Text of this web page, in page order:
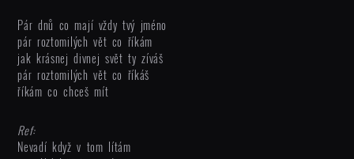
Pár dnů co mají vždy tvý jméno
pár roztomilých vět co říkám
jak krásnej divnej svět ty zíváš
pár roztomilých vět co říkáš
říkám co chceš mít
Ref:
Nevadí když v tom lítám